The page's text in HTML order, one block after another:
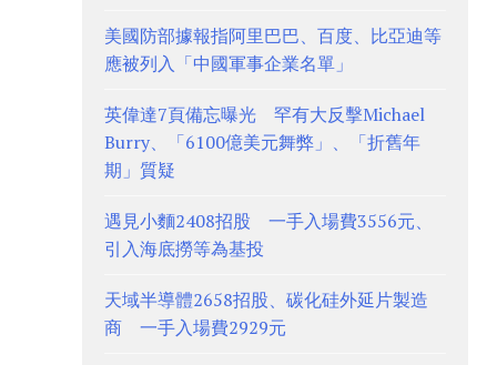
美國防部據報指阿里巴巴、百度、比亞迪等
應被列入「中國軍事企業名單」
英偉達7頁備忘曝光 罕有大反擊Michael
Burry、「6100億美元舞弊」、「折舊年
期」質疑
遇見小麵2408招股 一手入場費3556元、
引入海底撈等為基投
天域半導體2658招股、碳化硅外延片製造
商 一手入場費2929元